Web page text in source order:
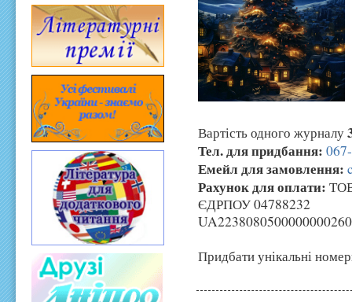
Вартість одного журналу
Тел. для придбання:
Емейл для замовлення:
Рахунок для оплати:
ЄДРПОУ 04788232
Придбати унікальні